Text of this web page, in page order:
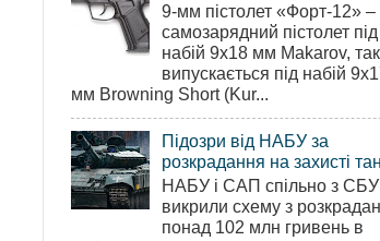
9-мм пістолет «Форт-12» –
самозарядний пістолет під
набій 9х18 мм Makarov,
випускається під набій
мм Browning Short (Kur...
Підозри від НАБУ за
розкрадання на захисті
НАБУ і САП спільно з СБУ
викрили схему з
понад 102 млн гривень в